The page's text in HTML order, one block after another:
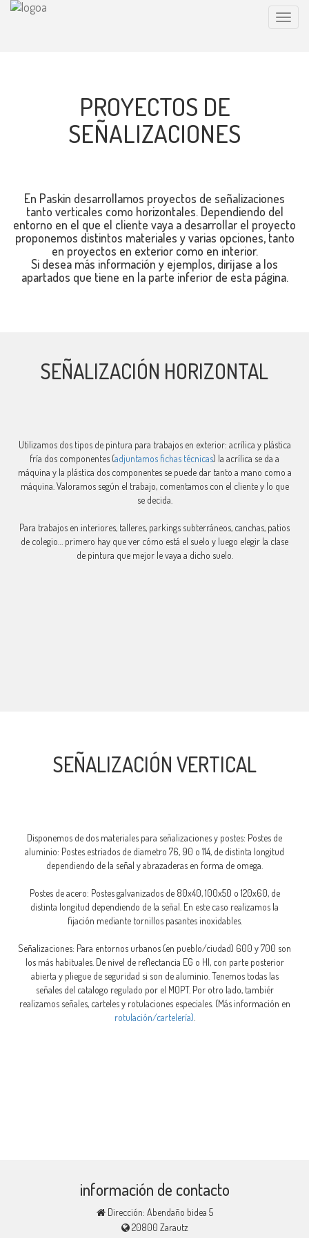
Toggle
PROYECTOS DE
SEÑALIZACIONES
En Paskin desarrollamos proyectos de señalizaciones
tanto verticales como horizontales. Dependiendo del
entorno en el que el cliente vaya a desarrollar el proyecto
proponemos distintos materiales y varias opciones, tanto
en proyectos en exterior como en interior.
Si desea más información y ejemplos, diríjase a los
apartados que tiene en la parte inferior de esta página.
SEÑALIZACIÓN HORIZONTAL
Utilizamos dos tipos de pintura para trabajos en exterior: acrílica y plástica
fría dos componentes (adjuntamos fichas técnicas) la acrílica se da a
máquina y la plástica dos componentes se puede dar tanto a mano como a
máquina. Valoramos según el trabajo, comentamos con el cliente y lo que
se decida.
Para trabajos en interiores, talleres, parkings subterráneos, canchas, patios
de colegio… primero hay que ver cómo está el suelo y luego elegir la clase
de pintura que mejor le vaya a dicho suelo.
SEÑALIZACIÓN VERTICAL
Disponemos de dos materiales para señalizaciones y postes: Postes de
aluminio: Postes estriados de diametro 76, 90 o 114, de distinta longitud
dependiendo de la señal y abrazaderas en forma de omega.
Postes de acero: Postes galvanizados de 80x40, 100x50 o 120x60, de
distinta longitud dependiendo de la señal. En este caso realizamos la
fijación mediante tornillos pasantes inoxidables.
Señalizaciones: Para entornos urbanos (en pueblo/ciudad) 600 y 700 son
los más habituales. De nivel de reflectancia EG o HI, con parte posterior
abierta y pliegue de seguridad si son de aluminio. Tenemos todas las
señales del catalogo regulado por el MOPT. Por otro lado, tambiér
realizamos señales, carteles y rotulaciones especiales. (Más información en
rotulación/cartelería)
información de contacto
Dirección: Abendaño bidea 5
20800 Zarautz